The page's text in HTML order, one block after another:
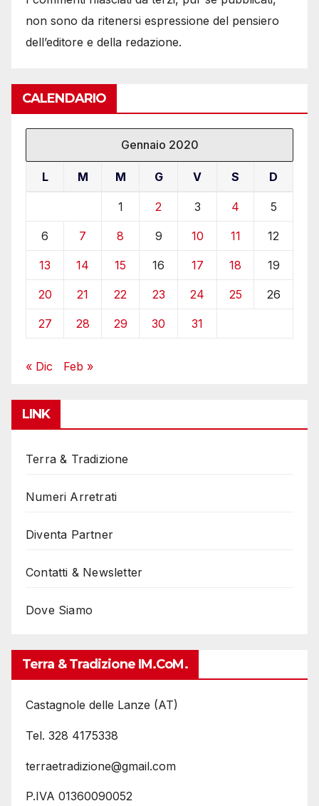
non sono da ritenersi espressione del pensiero
dell’editore e della redazione.
CALENDARIO
Gennaio 2020
L M M G V S D
1 2 3 4 5
6 7 8 9 10 11 12
13 14 15 16 17 18 19
20 21 22 23 24 25 26
27 28 29 30 31
« Dic Feb »
LINK
Terra & Tradizione
Numeri Arretrati
Diventa Partner
Contatti & Newsletter
Dove Siamo
Terra & Tradizione IM.coM.
Castagnole delle Lanze (AT)
Tel. 328 4175338
terraetradizione@gmail.com
P.IVA 01360090052